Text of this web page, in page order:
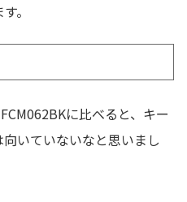
。
に比べると、キー
いていないなと思いまし